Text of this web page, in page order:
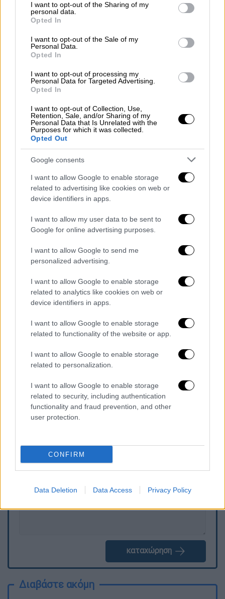
not limited to your visit or usage behaviour. You may click to
grant or deny consent to Google and its third-party tags to
use your data for below specified purposes in below Google
consent section.
I want to opt-out of the Sharing of my
personal data.
Opted In
I want to opt-out of the Sale of my
Personal Data.
Opted In
I want to opt-out of processing my
Personal Data for Targeted Advertising.
Opted In
I want to opt-out of Collection, Use,
Retention, Sale, and/or Sharing of my
Personal Data that Is Unrelated with the
Purposes for which it was collected.
Opted Out
Google consents
I want to allow Google to enable storage
related to advertising like cookies on web or
device identifiers in apps.
I want to allow my user data to be sent to
Google for online advertising purposes.
I want to allow Google to send me
personalized advertising.
I want to allow Google to enable storage
related to analytics like cookies on web or
device identifiers in apps.
I want to allow Google to enable storage
related to functionality of the website or app.
I want to allow Google to enable storage
related to personalization.
I want to allow Google to enable storage
related to security, including authentication
functionality and fraud prevention, and other
user protection.
CONFIRM
Data Deletion Data Access Privacy Policy
απαραίτητο και ανάλογα με την κίνηση των
διαδηλωτών- με την πραγματοποίηση κατά
περίπτωση εκτροπών και διακοπών
κυκλοφορίας.
Πανεκπαιδευτικό συλλαλητήριο / Εurokinissi (gallery)
Συγκεκριμένα, οι κυκλοφοριακές ρυθμίσεις
Προπυλαίων, της Πλατείας Ομονοίας
(Πατησίων, Αιόλου κ.λπ.), της Πλατείας
Συντάγματος (Όθωνος, Λεωφόρους Αμαλίας
και Βασιλίσσης Σοφίας) καθώς και στους
οδικούς άξονες της Πανεπιστημίου, της
«Παρακαλούνται οι οδηγοί των οχημάτων να
αποφύγουν τη μετακίνησή τους στους
ανωτέρω οδικούς άξονες μέχρι την
κινητοποιήσεων» καταλήγει η ανακοίνωση.
διαγράφονται
καταχώρηση
Διαβάστε ακόμη